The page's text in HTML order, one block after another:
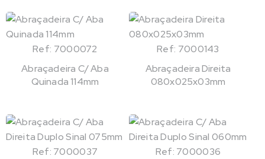
Ref: 7000072
Abraçadeira C/ Aba
Quinada 114mm
Ref: 7000143
Abraçadeira Direita
080x025x03mm
Ref: 7000037
Ref: 7000036